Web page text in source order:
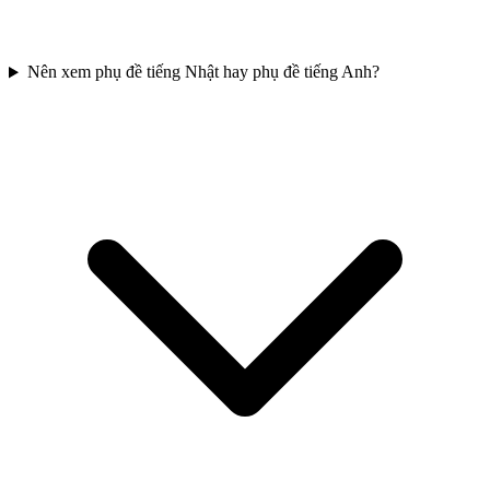
Nên xem phụ đề tiếng Nhật hay phụ đề tiếng Anh?